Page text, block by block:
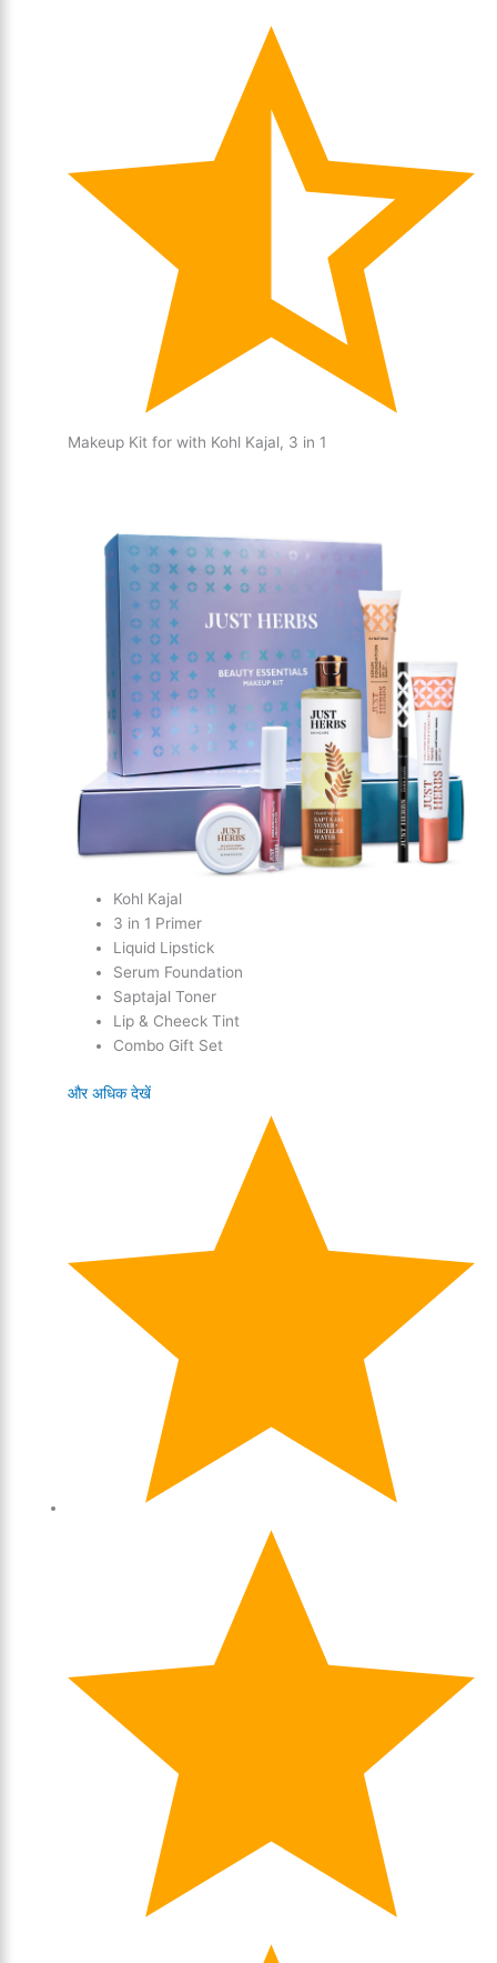
Makeup Kit for with Kohl Kajal, 3 in 1
Kohl Kajal
3 in 1 Primer
Liquid Lipstick
Serum Foundation
Saptajal Toner
Lip & Cheeck Tint
Combo Gift Set
और अधिक देखें